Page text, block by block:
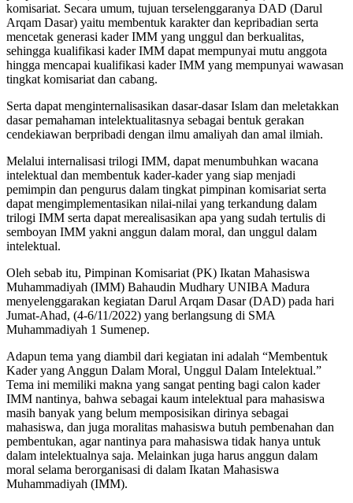
komisariat. Secara umum, tujuan terselenggaranya DAD (Darul
Arqam Dasar) yaitu membentuk karakter dan kepribadian serta
mencetak generasi kader IMM yang unggul dan berkualitas,
sehingga kualifikasi kader IMM dapat mempunyai mutu anggota
hingga mencapai kualifikasi kader IMM yang mempunyai wawasan
tingkat komisariat dan cabang.
Serta dapat menginternalisasikan dasar-dasar Islam dan meletakkan
dasar pemahaman intelektualitasnya sebagai bentuk gerakan
cendekiawan berpribadi dengan ilmu amaliyah dan amal ilmiah.
Melalui internalisasi trilogi IMM, dapat menumbuhkan wacana
intelektual dan membentuk kader-kader yang siap menjadi
pemimpin dan pengurus dalam tingkat pimpinan komisariat serta
dapat mengimplementasikan nilai-nilai yang terkandung dalam
trilogi IMM serta dapat merealisasikan apa yang sudah tertulis di
semboyan IMM yakni anggun dalam moral, dan unggul dalam
intelektual.
Oleh sebab itu, Pimpinan Komisariat (PK) Ikatan Mahasiswa
Muhammadiyah (IMM) Bahaudin Mudhary UNIBA Madura
menyelenggarakan kegiatan Darul Arqam Dasar (DAD) pada hari
Jumat-Ahad, (4-6/11/2022) yang berlangsung di SMA
Muhammadiyah 1 Sumenep.
Adapun tema yang diambil dari kegiatan ini adalah “Membentuk
Kader yang Anggun Dalam Moral, Unggul Dalam Intelektual.”
Tema ini memiliki makna yang sangat penting bagi calon kader
IMM nantinya, bahwa sebagai kaum intelektual para mahasiswa
masih banyak yang belum memposisikan dirinya sebagai
mahasiswa, dan juga moralitas mahasiswa butuh pembenahan dan
pembentukan, agar nantinya para mahasiswa tidak hanya untuk
dalam intelektualnya saja. Melainkan juga harus anggun dalam
moral selama berorganisasi di dalam Ikatan Mahasiswa
Muhammadiyah (IMM).